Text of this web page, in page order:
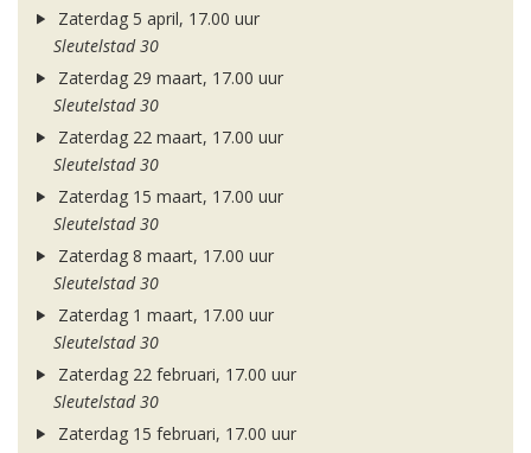
Zaterdag 5 april, 17.00 uur
Sleutelstad 30
Zaterdag 29 maart, 17.00 uur
Sleutelstad 30
Zaterdag 22 maart, 17.00 uur
Sleutelstad 30
Zaterdag 15 maart, 17.00 uur
Sleutelstad 30
Zaterdag 8 maart, 17.00 uur
Sleutelstad 30
Zaterdag 1 maart, 17.00 uur
Sleutelstad 30
Zaterdag 22 februari, 17.00 uur
Sleutelstad 30
Zaterdag 15 februari, 17.00 uur